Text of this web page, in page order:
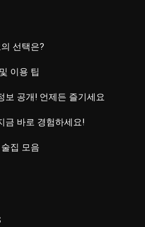
선택은?
이용 팁
보 공개! 언제든 즐기세요
금 바로 경험하세요!
집 모음